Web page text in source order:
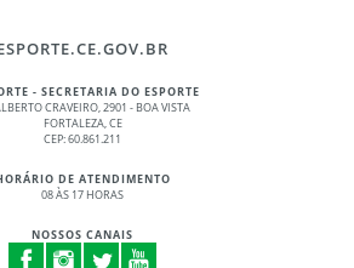
- SECRETARIA DO ESPORTE
CRAVEIRO, 2901 - BOA VISTA
FORTALEZA, CE
CEP: 60.861.211
DE ATENDIMENTO
08 ÀS 17 HORAS
NOSSOS CANAIS